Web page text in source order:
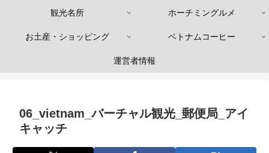
観光名所 ホーチミングルメ
お土産・ショッピング ベトナムコーヒー
運営者情報
06_vietnam_バーチャル観光_郵便局_アイ
キャッチ